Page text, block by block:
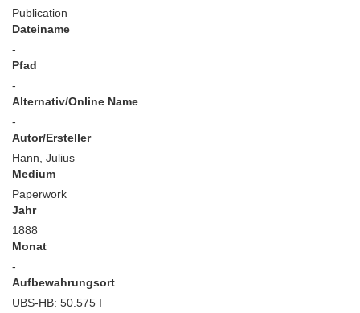
Publication
Dateiname
-
Pfad
-
Alternativ/Online Name
-
Autor/Ersteller
Hann, Julius
Medium
Paperwork
Jahr
1888
Monat
-
Aufbewahrungsort
UBS-HB: 50.575 I